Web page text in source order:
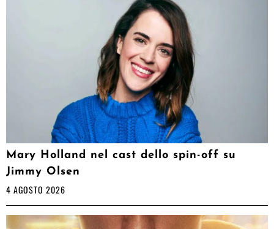
Mary Holland nel cast dello spin-off su
Jimmy Olsen
4 AGOSTO 2026